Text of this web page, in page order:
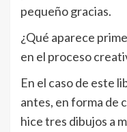
pequeño gracias.
¿Qué aparece
en el proceso
En el caso de este
antes, en forma de
hice tres dibujos a